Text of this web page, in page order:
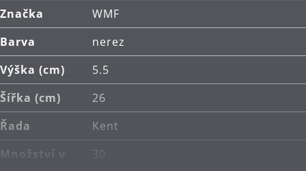
Značka
WMF
Barva
nerez
Výška (cm)
5.5
Šířka (cm)
26
Řada
Kent
Množství v
30